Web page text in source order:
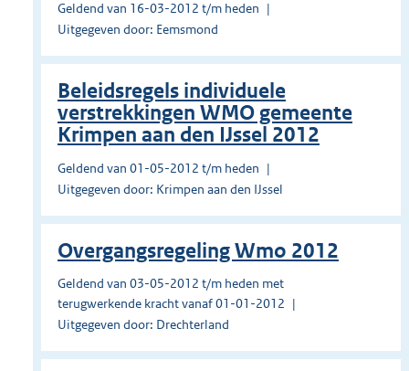
Geldend van 16-03-2012 t/m heden
Uitgegeven door: Eemsmond
Beleidsregels individuele
verstrekkingen WMO gemeente
Krimpen aan den IJssel 2012
Geldend van 01-05-2012 t/m heden
Uitgegeven door: Krimpen aan den IJssel
Overgangsregeling Wmo 2012
Geldend van 03-05-2012 t/m heden met
terugwerkende kracht vanaf 01-01-2012
Uitgegeven door: Drechterland